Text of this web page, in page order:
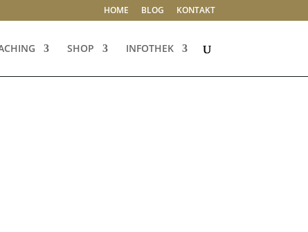
HOME BLOG KONTAKT
SHOP INFOTHEK